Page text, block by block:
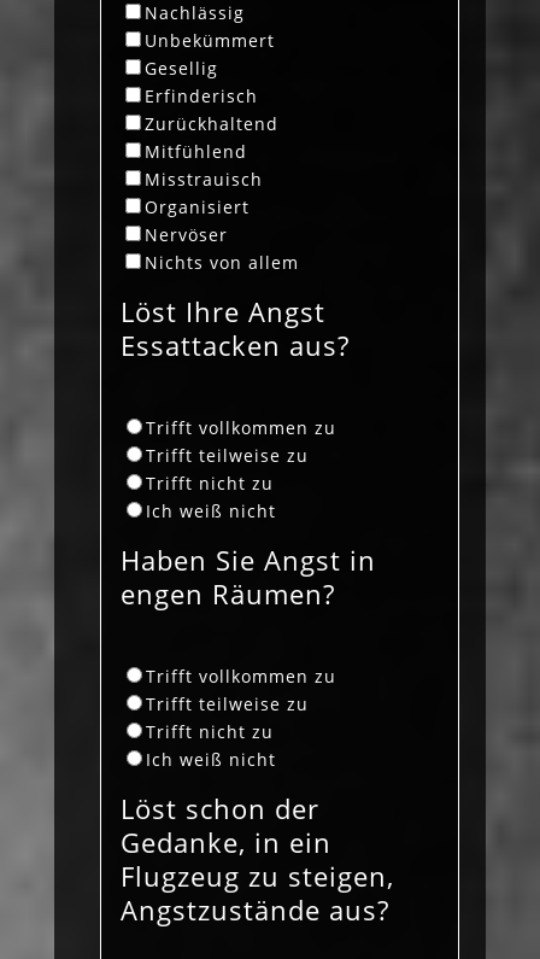
Nachlässig
Unbekümmert
Gesellig
Erfinderisch
Zurückhaltend
Mitfühlend
Misstrauisch
Organisiert
Nervöser
Nichts von allem
Löst Ihre Angst
Essattacken aus?
Trifft vollkommen zu
Trifft teilweise zu
Trifft nicht zu
Ich weiß nicht
Haben Sie Angst in
engen Räumen?
Trifft vollkommen zu
Trifft teilweise zu
Trifft nicht zu
Ich weiß nicht
Löst schon der
Gedanke, in ein
Flugzeug zu steigen,
Angstzustände aus?